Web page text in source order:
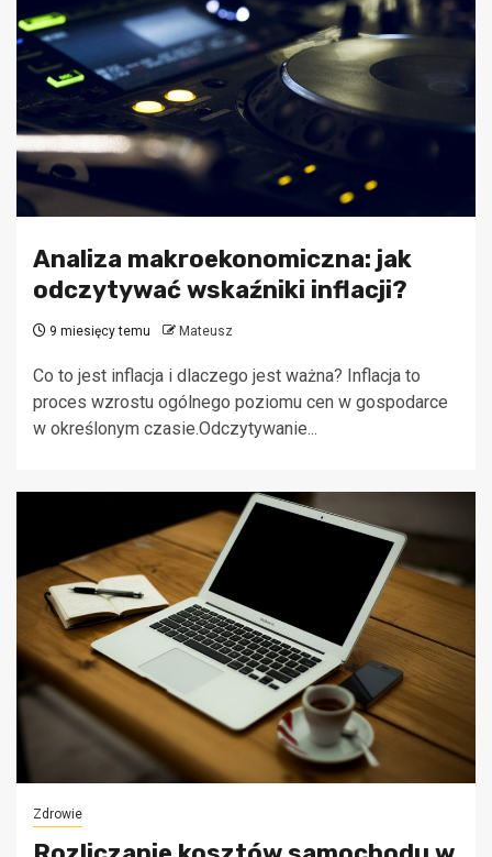
Analiza makroekonomiczna: jak
odczytywać wskaźniki inflacji?
9 miesięcy temu Mateusz
Co to jest inflacja i dlaczego jest ważna? Inflacja to
proces wzrostu ogólnego poziomu cen w gospodarce
w określonym czasie.Odczytywanie...
Zdrowie